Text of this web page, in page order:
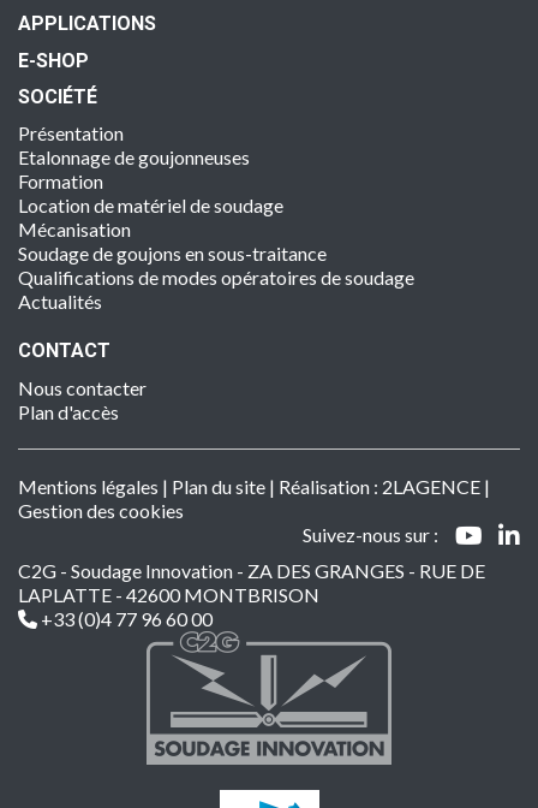
APPLICATIONS
E-SHOP
SOCIÉTÉ
Présentation
Etalonnage de goujonneuses
Formation
Location de matériel de soudage
Mécanisation
Soudage de goujons en sous-traitance
Qualifications de modes opératoires de soudage
Actualités
CONTACT
Nous contacter
Plan d'accès
Mentions légales | Plan du site | Réalisation : 2LAGENCE |
Gestion des cookies
Suivez-nous sur :
C2G - Soudage Innovation - ZA DES GRANGES - RUE DE
LAPLATTE - 42600 MONTBRISON
+33 (0)4 77 96 60 00